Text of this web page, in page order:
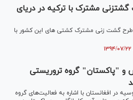
مخالفت یونان با عملیات گشت‎زنی مشترک با ترکیه در دریای
طرح گشت زنی مشترک کشتی های این کشور با
و "پاکستان" گروه تروریستی
در افغانستان با اشاره به فعالیت‌های گروه